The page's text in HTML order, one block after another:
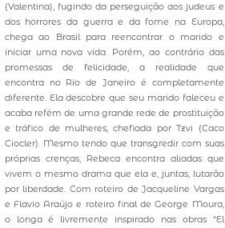
(Valentina), fugindo da perseguição aos judeus e
dos horrores da guerra e da fome na Europa,
chega ao Brasil para reencontrar o marido e
iniciar uma nova vida. Porém, ao contrário das
promessas de felicidade, a realidade que
encontra no Rio de Janeiro é completamente
diferente. Ela descobre que seu marido faleceu e
acaba refém de uma grande rede de prostituição
e tráfico de mulheres, chefiada por Tzvi (Caco
Ciocler). Mesmo tendo que transgredir com suas
próprias crenças, Rebeca encontra aliadas que
vivem o mesmo drama que ela e, juntas, lutarão
por liberdade. Com roteiro de Jacqueline Vargas
e Flavio Araújo e roteiro final de George Moura,
o longa é livremente inspirado nas obras “El